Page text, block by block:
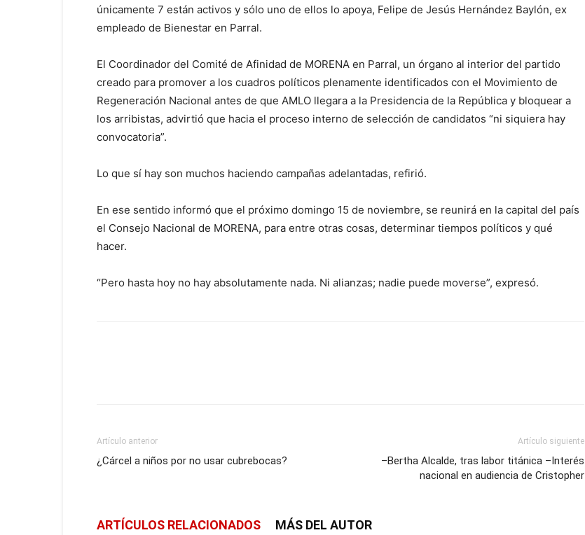
únicamente 7 están activos y sólo uno de ellos lo apoya, Felipe de Jesús Hernández Baylón, ex
empleado de Bienestar en Parral.
El Coordinador del Comité de Afinidad de MORENA en Parral, un órgano al interior del partido
creado para promover a los cuadros políticos plenamente identificados con el Movimiento de
Regeneración Nacional antes de que AMLO llegara a la Presidencia de la República y bloquear a
los arribistas, advirtió que hacia el proceso interno de selección de candidatos “ni siquiera hay
convocatoria”.
Lo que sí hay son muchos haciendo campañas adelantadas, refirió.
En ese sentido informó que el próximo domingo 15 de noviembre, se reunirá en la capital del país
el Consejo Nacional de MORENA, para entre otras cosas, determinar tiempos políticos y qué
hacer.
“Pero hasta hoy no hay absolutamente nada. Ni alianzas; nadie puede moverse”, expresó.
Artículo anterior
¿Cárcel a niños por no usar cubrebocas?
Artículo siguiente
–Bertha Alcalde, tras labor titánica –Interés
nacional en audiencia de Cristopher
ARTÍCULOS RELACIONADOS MÁS DEL AUTOR